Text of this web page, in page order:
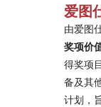
爱图
由爱图
奖项价
得奖项
备及其
计划，